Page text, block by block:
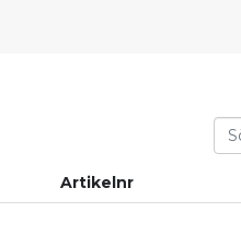
Search
Artikelnr